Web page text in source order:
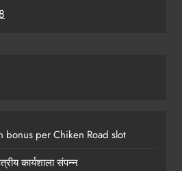
bonus per Chiken Road slot
कार्यशाला संपन्न